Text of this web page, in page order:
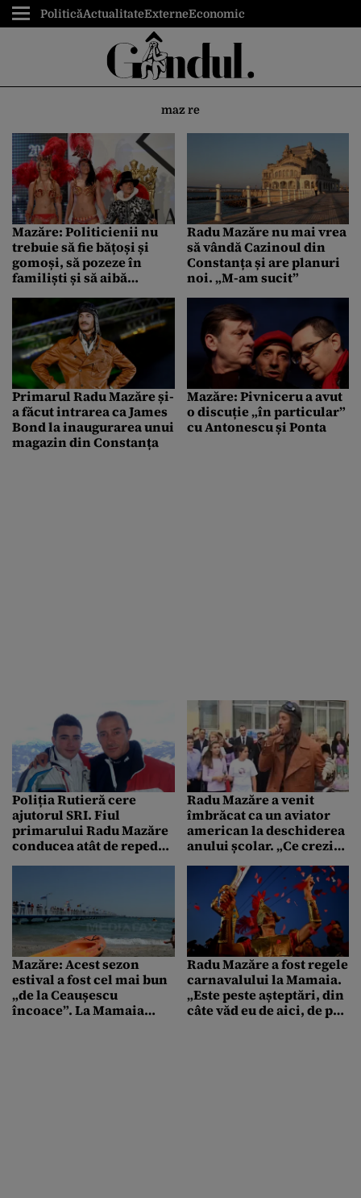
PoliticăActualitateExterneEconomic
maz re
Mazăre: Politicienii nu
trebuie să fie bățoși și
gomoși, să pozeze în
familiști și să aibă
Radu Mazăre nu mai vrea
să vândă Cazinoul din
Constanța și are planuri
noi. „M-am sucit”
Primarul Radu Mazăre și-
a făcut intrarea ca James
Bond la inaugurarea unui
magazin din Constanța
Mazăre: Pivniceru a avut
o discuție „în particular”
cu Antonescu și Ponta
Poliția Rutieră cere
ajutorul SRI. Fiul
primarului Radu Mazăre
conducea atât de repede,
Radu Mazăre a venit
îmbrăcat ca un aviator
american la deschiderea
anului școlar. „Ce crezi
primar? Trebuie să fii ca
aviatorii, curajos și
puternic”
Mazăre: Acest sezon
estival a fost cel mai bun
„de la Ceaușescu
încoace”. La Mamaia
Radu Mazăre a fost regele
carnavalului la Mamaia.
„Este peste așteptări, din
câte văd eu de aici, de pe